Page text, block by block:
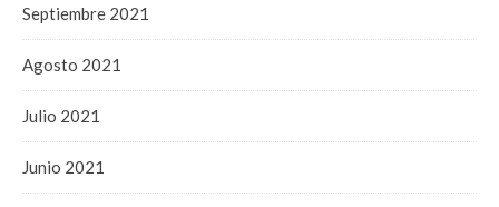
Septiembre 2021
Agosto 2021
Julio 2021
Junio 2021